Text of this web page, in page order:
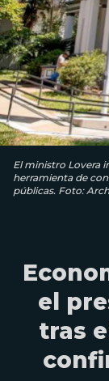
El ministro Lovera
herramienta de
públicas. Foto:
el
tras